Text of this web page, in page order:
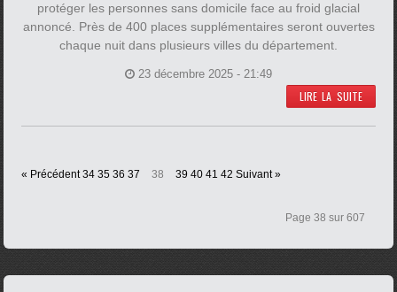
protéger les personnes sans domicile face au froid glacial
annoncé. Près de 400 places supplémentaires seront ouvertes
chaque nuit dans plusieurs villes du département.
23 décembre 2025 - 21:49
LIRE LA SUITE
« Précédent 34 35 36 37 38 39 40 41 42 Suivant »
Page 38 sur 607